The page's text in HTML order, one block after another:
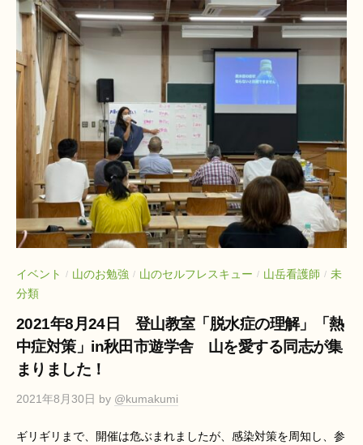
イベント / 山のお勉強 / 山のセルフレスキュー / 山岳看護師 / 未
分類
2021年8月24日 登山教室「脱水症の理解」「熱
中症対策」in秋田市遊学舎 山を愛する同志が集
まりました！
2021年8月30日 by @kumakumi
ギリギリまで、開催は危ぶまれましたが、感染対策を周知し、参